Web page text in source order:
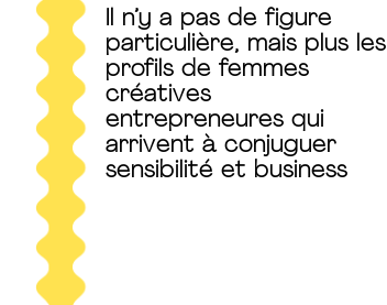
Il n’y a pas de figure
particulière, mais plus les
profils de femmes
créatives
entrepreneures qui
arrivent à conjuguer
sensibilité et business